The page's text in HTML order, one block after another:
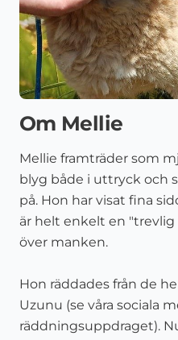
Om Mellie
Mellie framträder som
blyg både i uttryck och
på. Hon har visat fina
är helt enkelt en "trevlig
över manken.
Hon räddades från de
Uzunu (se våra sociala
räddningsuppdraget).